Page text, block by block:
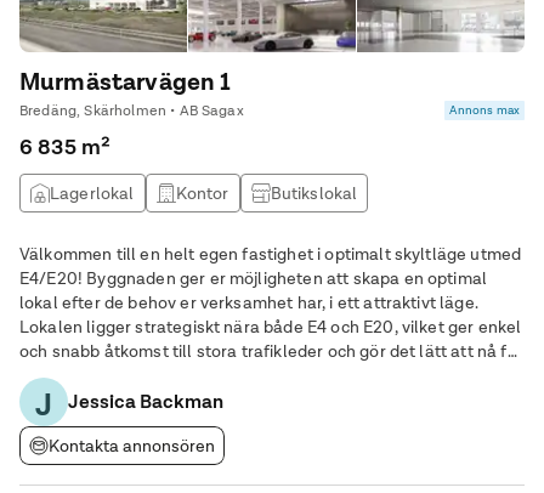
Murmästarvägen 1
Bredäng, Skärholmen • AB Sagax Annons max
6 835 m²
Lagerlokal Kontor
Butikslokal
Välkommen till en helt egen fastighet i optimalt skyltläge utmed
E4/E20! Byggnaden ger er möjligheten att skapa en optimal
lokal efter de behov er verksamhet har, i ett attraktivt läge.
Lokalen ligger strategiskt nära både E4 och E20, vilket ger enkel
och snabb åtkomst till stora trafikleder och gör det lätt att nå för
såväl kunder som för anställda. Varje dag färdas ca 100 000
personer på E4
J Jessica Backman
Kontakta annonsören